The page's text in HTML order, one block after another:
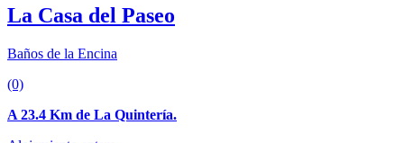
La Casa del Paseo
Baños de la Encina
(0)
A 23.4 Km de La Quintería.